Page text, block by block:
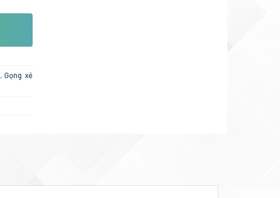
,Gọng xẻ